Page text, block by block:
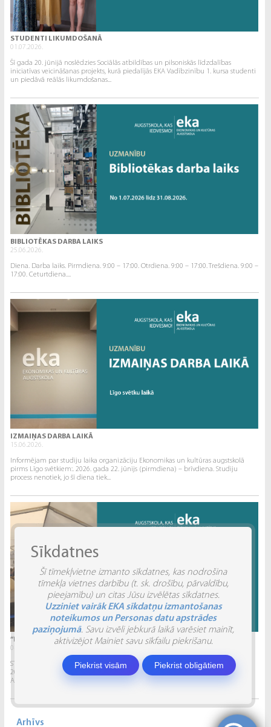
STUDENTI LIKUMDOŠANĀ
01.07.2026.
Šī gada 20. jūnijā noslēdzies Sociālās atbildības un pilsoniskās līdzdalības
iniciatīvas veicināšanas projekts, kurā piedalījās EKA Vadībzinību 1. kursa studenti
un piedāvā reālās likumdošanas...
BIBLIOTĒKAS DARBA LAIKS
25.06.2026.
Diena. Darba laiks. Pirmdiena. 9:00 – 17:00. Otrdiena. 9:00 – 17:00. Trešdiena. 9:00 –
17:00. Ceturtdiena....
IZMAIŅAS DARBA LAIKĀ
15.06.2026.
Informējam par studiju laika organizāciju Ekonomikas un kultūras augstskolā
pirms Līgo svētkiem:. 2026. gada 22. jūnijs (pirmdiena) – brīvdiena. Studiju
process nenotiek, jo šī diena tiek...
“INVENTIO 2026” ATSKATS
04.06.2026.
STUDĒJOŠO STARPTAUTISKĀ ZINĀTNISKI PRAKTISKĀ KONFERENCE “INVENTIO 2026”.
2026. gada 29. un 30. maijā Ekonomikas un kultūras augstskola sadarbībā ar
Alberta Koledžu organizēja Studējošo...
Arhīvs
Sīkdatnes
Šī tīmekļvietne izmanto sīkdatnes, kas nodrošina
tīmekļa vietnes darbību (t. sk. drošību, pārvaldību,
pieejamību) un citas Jūsu izvēlētas sīkdatnes.
Uzziniet vairāk EKA sīkdatņu izmantošanas
noteikumos un Personas datu apstrādes
paziņojumā. Savu izvēli jebkurā laikā varēsiet mainīt,
aktivizējot Mainiet savu sīkfailu piekrišanu.
Piekrist visām Piekrist obligātiem